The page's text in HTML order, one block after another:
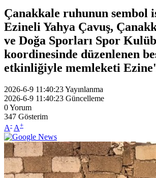
Çanakkale ruhunun sembol
Ezineli Yahya Çavuş,
ve Doğa Sporları Spor
koordinesinde düzenlenen
etkinliğiyle memleketi
2026-6-9 11:40:23Yayınlanma
2026-6-9 11:40:23 Güncelleme
0Yorum
347 Gösterim
A- A+